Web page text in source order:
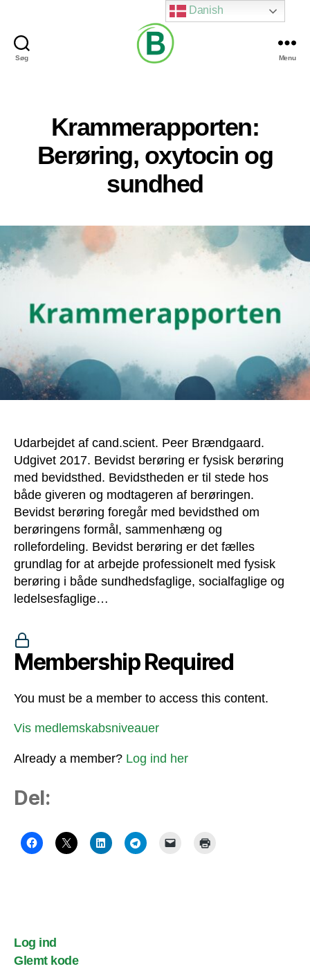
Søg Menu
Krammerapporten:
Berøring, oxytocin og
sundhed
Udarbejdet af cand.scient. Peer Brændgaard.
Udgivet 2017. Bevidst berøring er fysisk berøring
med bevidsthed. Bevidstheden er til stede hos
både giveren og modtageren af berøringen.
Bevidst berøring foregår med bevidsthed om
berøringens formål, sammenhæng og
rollefordeling. Bevidst berøring er det fælles
grundlag for at arbejde professionelt med fysisk
berøring i både sundhedsfaglige, socialfaglige og
ledelsesfaglige…
Membership Required
You must be a member to access this content.
Vis medlemskabsniveauer
Already a member? Log ind her
Del:
Log ind
Glemt kode
Danish